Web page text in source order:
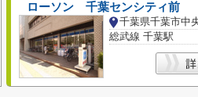
ローソン 千葉センシティ前
千葉県千葉市中
総武線 千葉駅